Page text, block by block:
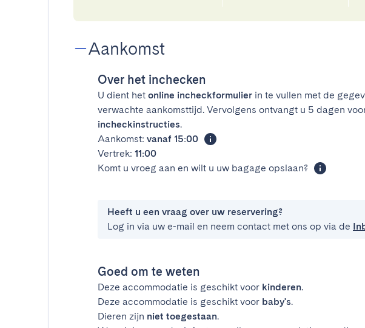
Aankomst
Over het inchecken
U dient het online incheckformulier in te vullen met de
verwachte aankomsttijd. Vervolgens ontvangt u 5 dagen
incheckinstructies.
Aankomst: vanaf 15:00
Vertrek: 11:00
Komt u vroeg aan en wilt u uw bagage opslaan?
Heeft u een vraag over uw reservering?
Log in via uw e-mail en neem contact met ons op via de
Goed om te weten
Deze accommodatie is geschikt voor kinderen.
Deze accommodatie is geschikt voor baby's.
Dieren zijn niet toegestaan.